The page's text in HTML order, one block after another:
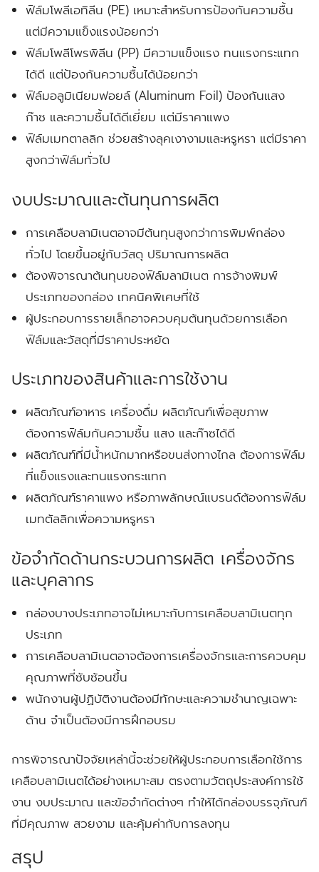
ฟิล์มโพลีเอทิลีน (PE) เหมาะสำหรับการป้องกันความชื้น
แต่มีความแข็งแรงน้อยกว่า
ฟิล์มโพลีโพรพิลีน (PP) มีความแข็งแรง ทนแรงกระแทก
ได้ดี แต่ป้องกันความชื้นได้น้อยกว่า
ฟิล์มอลูมิเนียมฟอยล์ (Aluminum Foil) ป้องกันแสง
ก๊าซ และความชื้นได้ดีเยี่ยม แต่มีราคาแพง
ฟิล์มเมทตาลลิก ช่วยสร้างลุคเงางามและหรูหรา แต่มีราคา
สูงกว่าฟิล์มทั่วไป
งบประมาณและต้นทุนการผลิต
การเคลือบลามิเนตอาจมีต้นทุนสูงกว่าการพิมพ์กล่อง
ทั่วไป โดยขึ้นอยู่กับวัสดุ ปริมาณการผลิต
ต้องพิจารณาต้นทุนของฟิล์มลามิเนต การจ้างพิมพ์
ประเภทของกล่อง เทคนิคพิเศษที่ใช้
ผู้ประกอบการรายเล็กอาจควบคุมต้นทุนด้วยการเลือก
ฟิล์มและวัสดุที่มีราคาประหยัด
ประเภทของสินค้าและการใช้งาน
ผลิตภัณฑ์อาหาร เครื่องดื่ม ผลิตภัณฑ์เพื่อสุขภาพ
ต้องการฟิล์มกันความชื้น แสง และก๊าซได้ดี
ผลิตภัณฑ์ที่มีน้ำหนักมากหรือขนส่งทางไกล ต้องการฟิล์ม
ที่แข็งแรงและทนแรงกระแทก
ผลิตภัณฑ์ราคาแพง หรือภาพลักษณ์แบรนด์ต้องการฟิล์ม
เมทตัลลิกเพื่อความหรูหรา
ข้อจำกัดด้านกระบวนการผลิต เครื่องจักร
และบุคลากร
กล่องบางประเภทอาจไม่เหมาะกับการเคลือบลามิเนตทุก
ประเภท
การเคลือบลามิเนตอาจต้องการเครื่องจักรและการควบคุม
คุณภาพที่ซับซ้อนขึ้น
พนักงานผู้ปฏิบัติงานต้องมีทักษะและความชำนาญเฉพาะ
ด้าน จำเป็นต้องมีการฝึกอบรม
การพิจารณาปัจจัยเหล่านี้จะช่วยให้ผู้ประกอบการเลือกใช้การ
เคลือบลามิเนตได้อย่างเหมาะสม ตรงตามวัตถุประสงค์การใช้
งาน งบประมาณ และข้อจำกัดต่างๆ ทำให้ได้กล่องบรรจุภัณฑ์
ที่มีคุณภาพ สวยงาม และคุ้มค่ากับการลงทุน
สรุป